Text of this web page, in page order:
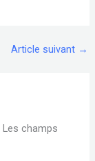
Article suivant →
Les champs